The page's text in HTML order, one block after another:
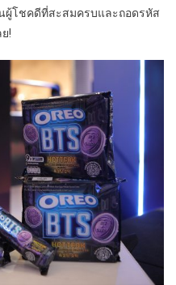
ผู้โชคดีที่สะสมครบและถอดรหัส
!